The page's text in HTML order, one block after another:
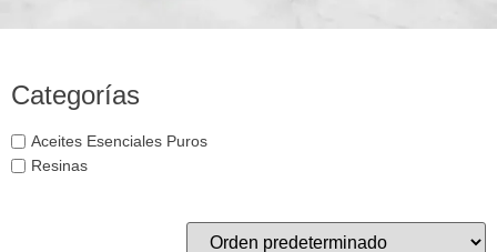
Categorías
Aceites Esenciales Puros
Resinas